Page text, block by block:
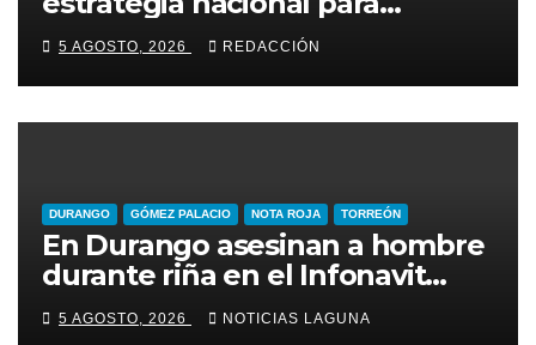
combatir el despojo de
inmuebles
5 AGOSTO, 2026 REDACCIÓN
DURANGO GÓMEZ PALACIO NOTA ROJA TORREÓN
En Durango asesinan a hombre
durante riña en el Infonavit
Guadalupe Victoria
5 AGOSTO, 2026 NOTICIAS LAGUNA